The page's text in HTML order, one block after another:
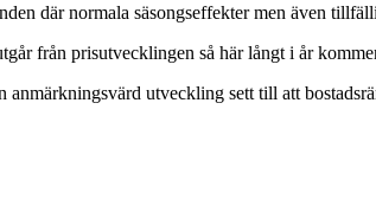
där normala säsongseffekter men även
från prisutvecklingen så här långt i år
anmärkningsvärd utveckling sett till att